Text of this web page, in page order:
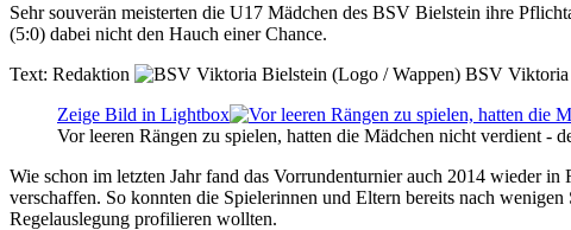
Sehr souverän meisterten die U17 Mädchen des BSV Bielstein ihre
(5:0) dabei nicht den Hauch einer Chance.
Text: Redaktion BSV Viktoria
Zeige Bild in Lightbox
Vor leeren Rängen zu spielen, hatten die Mädchen nicht verdient -
Wie schon im letzten Jahr fand das Vorrundenturnier auch 2014 wieder
verschaffen. So konnten die Spielerinnen und Eltern bereits nach
Regelauslegung profilieren wollten.